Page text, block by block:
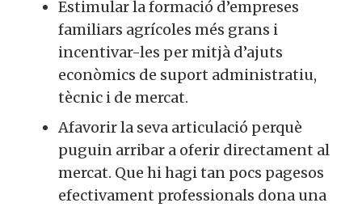
Estimular la formació d’empreses
familiars agrícoles més grans i
incentivar-les per mitjà d’ajuts
econòmics de suport administratiu,
tècnic i de mercat.
Afavorir la seva articulació perquè
puguin arribar a oferir directament al
mercat. Que hi hagi tan pocs pagesos
efectivament professionals dona una